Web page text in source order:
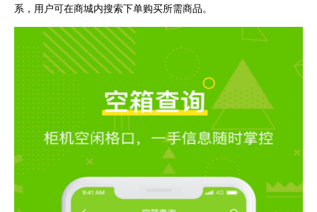
系，用户可在商城内搜索下单购买所需商品。